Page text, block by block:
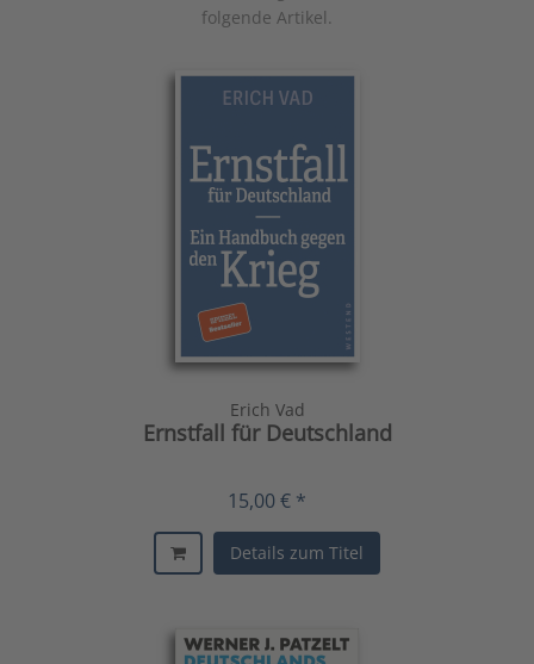
folgende Artikel.
Erich Vad
Ernstfall für Deutschland
15,00 € *
Details zum Titel